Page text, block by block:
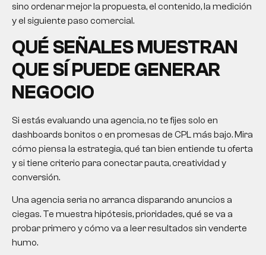
sino ordenar mejor la propuesta, el contenido, la medición
y el siguiente paso comercial.
QUÉ SEÑALES MUESTRAN
QUE SÍ PUEDE GENERAR
NEGOCIO
Si estás evaluando una agencia, no te fijes solo en
dashboards bonitos o en promesas de CPL más bajo. Mira
cómo piensa la estrategia, qué tan bien entiende tu oferta
y si tiene criterio para conectar pauta, creatividad y
conversión.
Una agencia seria no arranca disparando anuncios a
ciegas. Te muestra hipótesis, prioridades, qué se va a
probar primero y cómo va a leer resultados sin venderte
humo.